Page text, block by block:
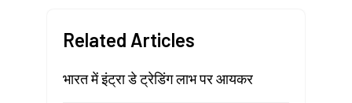
Related Articles
भारत में इंट्रा डे ट्रेडिंग लाभ पर आयकर